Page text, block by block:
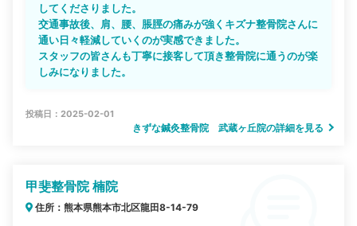
してくださりました。
交通事故後、肩、腰、脹脛の痛みが強くキズナ整骨院さんに
通い日々軽減していくのが実感できました。
スタッフの皆さんも丁寧に接客して頂き整骨院に通うのが楽
しみになりました。
投稿日：2025-02-01
きずな鍼灸整骨院 武蔵ヶ丘院の詳細を見る
甲斐整骨院 楠院
住所：熊本県熊本市北区龍田8-14-79